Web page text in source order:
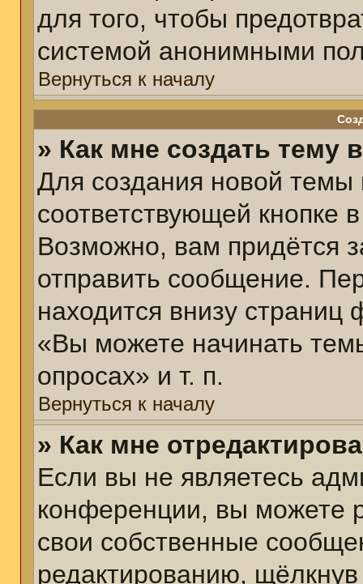
для того, чтобы
системой анонимными
Вернуться к началу
» Как мне создать тему
Для создания новой
соответствующей кнопке
Возможно, вам придётся
отправить сообщение.
находится внизу
«Вы можете начинать
опросах» и т. п.
Вернуться к началу
» Как мне
Если вы не являетесь
конференции, вы можете
свои собственные
редактированию,